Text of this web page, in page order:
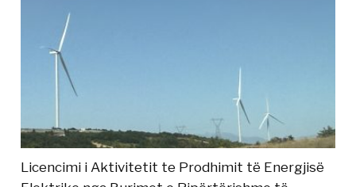
Licencimi i Aktivitetit te Prodhimit të Energjisë